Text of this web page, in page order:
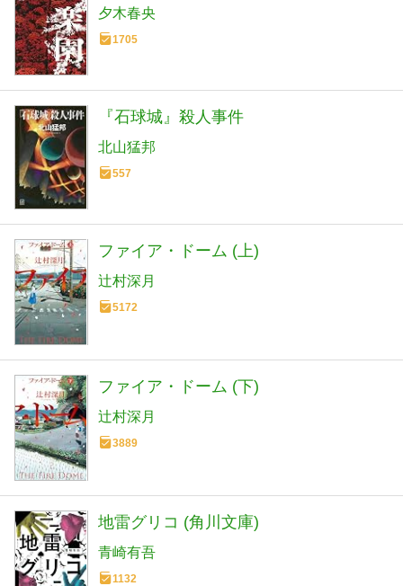
夕木春央
1705
『石球城』殺人事件
北山猛邦
557
ファイア・ドーム (上)
辻村深月
5172
ファイア・ドーム (下)
辻村深月
3889
地雷グリコ (角川文庫)
青崎有吾
1132